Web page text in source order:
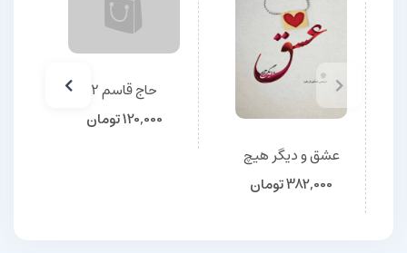
عشق و دیگر هیچ
382,000تومان
حاج قاسم 2
120,000تومان